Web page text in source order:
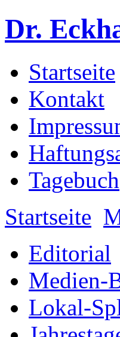
Dr.
Startseite
Kontakt
Tagebuch
Startseite
Editorial
Medien-
Lokal-